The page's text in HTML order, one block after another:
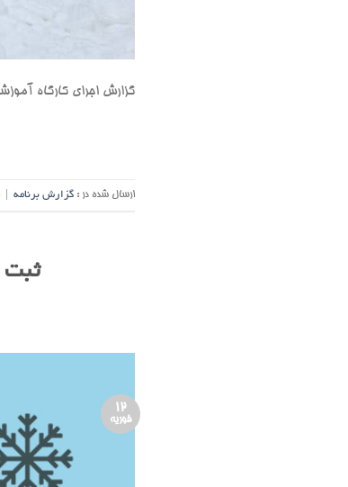
گزارش اجرای کارگاه آموزشی
ارسال شده در : گزارش برنامه
ثبت
12
فوریه